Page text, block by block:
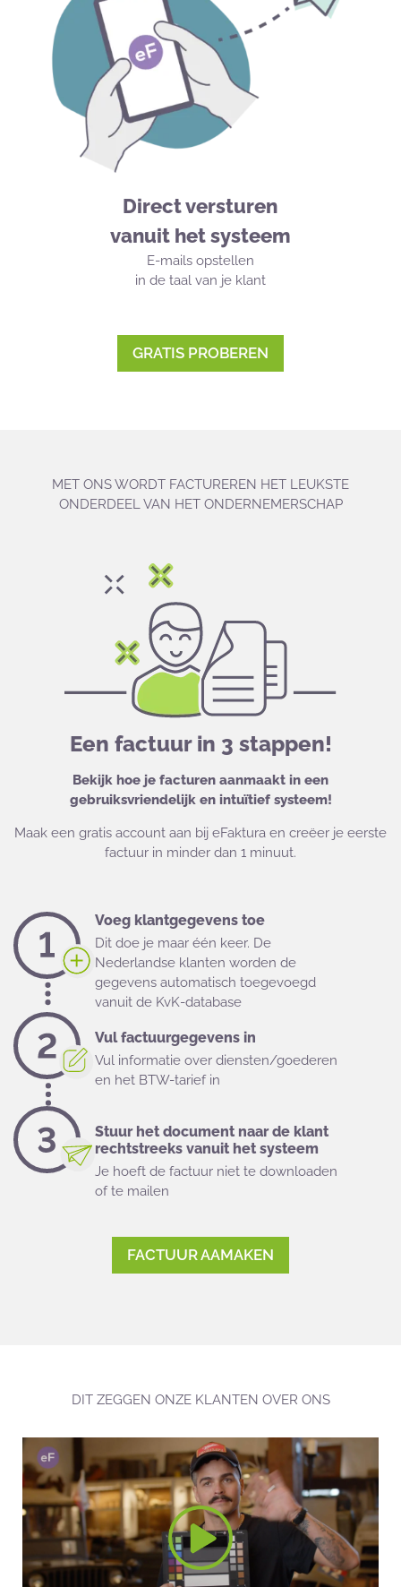
Direct versturen
vanuit het systeem
E-mails opstellen
in de taal van je klant
GRATIS PROBEREN
MET ONS WORDT FACTUREREN HET LEUKSTE
ONDERDEEL VAN HET ONDERNEMERSCHAP
Een factuur in 3 stappen!
Bekijk hoe je facturen aanmaakt in een
gebruiksvriendelijk en intuïtief systeem!
Maak een gratis account aan bij eFaktura en creëer je eerste
factuur in minder dan 1 minuut.
Voeg klantgegevens toe
Dit doe je maar één keer. De
Nederlandse klanten worden de
gegevens automatisch toegevoegd
vanuit de KvK-database
Vul factuurgegevens in
Vul informatie over diensten/goederen
en het BTW-tarief in
Stuur het document naar de klant
rechtstreeks vanuit het systeem
Je hoeft de factuur niet te downloaden
of te mailen
FACTUUR AAMAKEN
DIT ZEGGEN ONZE KLANTEN OVER ONS